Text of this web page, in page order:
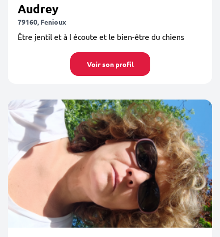
Audrey
79160, Fenioux
Être jentil et à l écoute et le bien-être du chiens
Voir son profil